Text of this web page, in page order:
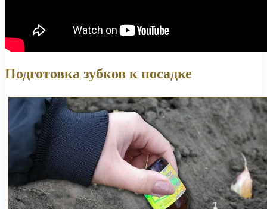
Подготовка зубков к посадке